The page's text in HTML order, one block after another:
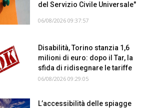
del Servizio Civile Universale"
06/08/2026 09:37:57
Disabilità, Torino stanzia 1,6
milioni di euro: dopo il Tar, la
sfida di ridisegnare le tariffe
06/08/2026 09:29:05
L’accessibilità delle spiagge